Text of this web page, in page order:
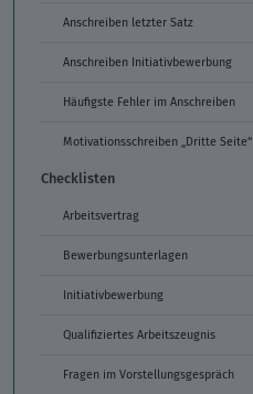
Anschreiben letzter Satz
Anschreiben Initiativbewerbung
Häufigste Fehler im Anschreiben
Motivationsschreiben „Dritte Seite“
Checklisten
Arbeitsvertrag
Bewerbungsunterlagen
Initiativbewerbung
Qualifiziertes Arbeitszeugnis
Fragen im Vorstellungsgespräch